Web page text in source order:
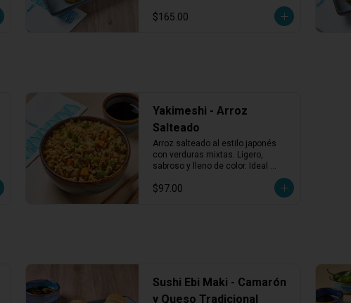
de 3 piezas, ideales como entrada
o para compartir.
$165.00
Yakimeshi - Arroz
Salteado
Arroz salteado al estilo japonés
con verduras mixtas. Ligero,
sabroso y lleno de color. Ideal
acompañamiento.
$97.00
Sushi Ebi Maki - Camarón
y Queso Tradicional